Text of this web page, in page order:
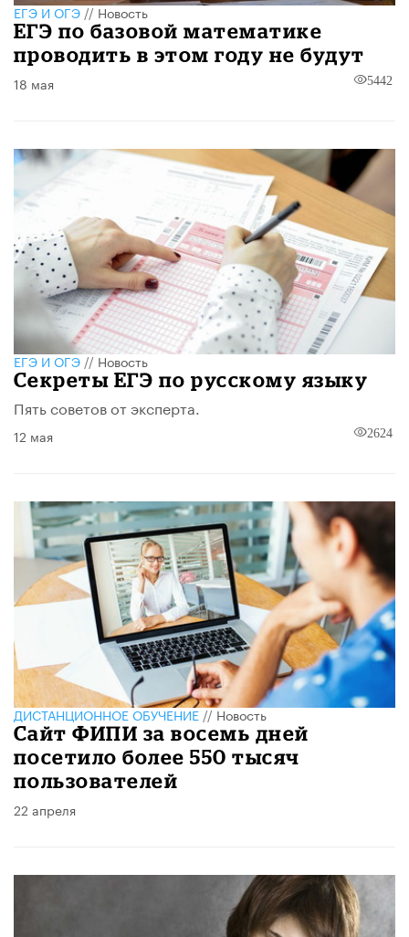
ЕГЭ И ОГЭ//Новость
ЕГЭ по базовой математике
проводить в этом году не будут
18 мая 5442
ЕГЭ И ОГЭ//Новость
Секреты ЕГЭ по русскому языку
Пять советов от эксперта.
12 мая 2624
ДИСТАНЦИОННОЕ ОБУЧЕНИЕ//Новость
Сайт ФИПИ за восемь дней
посетило более 550 тысяч
пользователей
22 апреля